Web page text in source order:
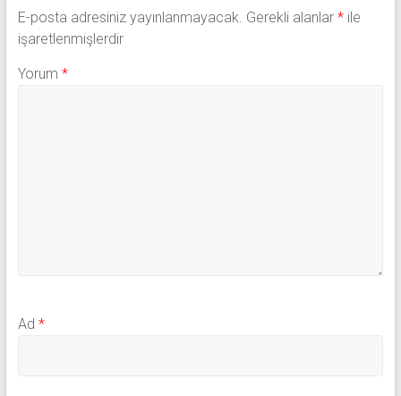
E-posta adresiniz yayınlanmayacak. Gerekli alanlar *ile
işaretlenmişlerdir
Yorum *
Ad *